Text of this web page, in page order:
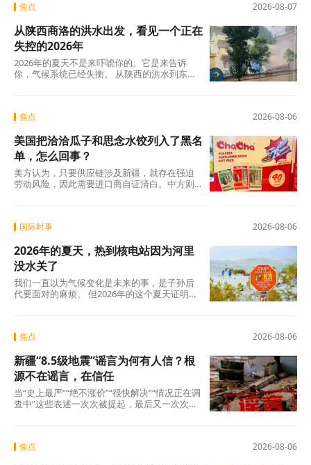
费者协会UFC-Que Choisir的调查更扎心：97%
的人说每天都会在手机上接到此类电话。可以
说，全法国几乎找不到一个没被骚扰电话烦过
的人。
2026-08-07
焦点
从陕西商洛的洪水出发，看见一个正在
失控的2026年
2026年的夏天不是来吓唬你的。它是来告诉
你，气候系统已经失衡。 从陕西的洪水到东北
2026-08-06
焦点
美国把洽洽瓜子和思念水饺列入了黑名
单，怎么回事？
美方认为，只要供应链涉及新疆，就存在强迫
劳动风险，因此需要进口商自证清白。中方则
2026-08-06
国际时事
2026年的夏天，热到核电站因为河里
没水关了
我们一直以为气候变化是未来的事，是子孙后
代要面对的麻烦。 但2026年的这个夏天证明：
说室外没法待了。
2026-08-06
焦点
新疆“8.5级地震”谣言为何有人信？根
源不在谣言，在信任
当“史上最严”“绝不涨价”“很快解决”“情况正在调
查中”这些表述一次次被提起，最后又一次次悄
2026-08-06
焦点